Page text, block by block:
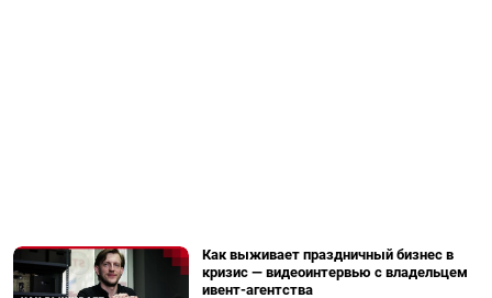
Как выживает праздничный бизнес в
кризис — видеоинтервью с владельцем
ивент-агентства